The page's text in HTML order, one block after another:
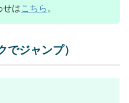
せはこちら。
ジャンプ）